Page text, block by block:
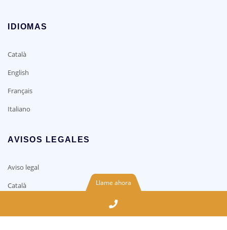
IDIOMAS
Català
English
Français
Italiano
AVISOS LEGALES
Aviso legal
Català
Llame ahora
Number